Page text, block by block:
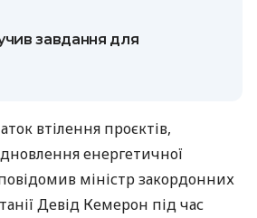
завдання для
втілення проєктів,
енергетичної
міністр закордонних
Девід Кемерон під час